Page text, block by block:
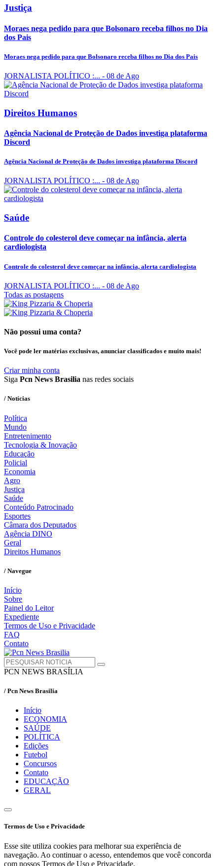
Justiça
Moraes nega pedido para que Bolsonaro receba filhos no Dia
dos Pais
Moraes nega pedido para que Bolsonaro receba filhos no Dia dos Pais
JORNALISTA POLÍTICO :... - 08 de Ago
Direitos Humanos
Agência Nacional de Proteção de Dados investiga plataforma
Discord
Agência Nacional de Proteção de Dados investiga plataforma Discord
JORNALISTA POLÍTICO :... - 08 de Ago
Saúde
Controle do colesterol deve começar na infância, alerta
cardiologista
Controle do colesterol deve começar na infância, alerta cardiologista
JORNALISTA POLÍTICO :... - 08 de Ago
Todas as postagens
Não possui uma conta?
Você pode ler matérias exclusivas, anunciar classificados e muito mais!
Criar minha conta
Siga Pcn News Brasilia nas redes sociais
/ Notícias
Política
Mundo
Entretenimento
Tecnologia & Inovação
Educação
Policial
Economia
Agro
Justiça
Saúde
Conteúdo Patrocinado
Esportes
Câmara dos Deputados
Agência DINO
Geral
Direitos Humanos
/ Navegue
Início
Sobre
Painel do Leitor
Expediente
Termos de Uso e Privacidade
FAQ
Contato
PCN NEWS BRASÍLIA
/ Pcn News Brasilia
Início
ECONOMIA
SAÚDE
POLÍTICA
Edições
Futebol
Concursos
Contato
EDUCAÇÃO
GERAL
Termos de Uso e Privacidade
Esse site utiliza cookies para melhorar sua experiência de
navegação. Ao continuar o acesso, entendemos que você concorda
com nossos Termos de Uso e Privacidade.